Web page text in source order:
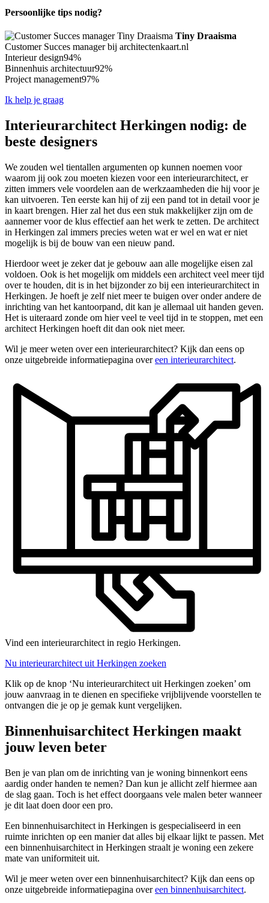
Persoonlijke tips nodig?
Tiny Draaisma
Customer Succes manager bij architectenkaart.nl
Interieur design94%
Binnenhuis architectuur92%
Project management97%
Ik help je graag
Interieurarchitect Herkingen nodig: de
beste designers
We zouden wel tientallen argumenten op kunnen noemen voor
waarom jij ook zou moeten kiezen voor een interieurarchitect, er
zitten immers vele voordelen aan de werkzaamheden die hij voor je
kan uitvoeren. Ten eerste kan hij of zij een pand tot in detail voor je
in kaart brengen. Hier zal het dus een stuk makkelijker zijn om de
aannemer voor de klus effectief aan het werk te zetten. De architect
in Herkingen zal immers precies weten wat er wel en wat er niet
mogelijk is bij de bouw van een nieuw pand.
Hierdoor weet je zeker dat je gebouw aan alle mogelijke eisen zal
voldoen. Ook is het mogelijk om middels een architect veel meer tijd
over te houden, dit is in het bijzonder zo bij een interieurarchitect in
Herkingen. Je hoeft je zelf niet meer te buigen over onder andere de
inrichting van het kantoorpand, dit kan je allemaal uit handen geven.
Het is uiteraard zonde om hier veel te veel tijd in te stoppen, met een
architect Herkingen hoeft dit dan ook niet meer.
Wil je meer weten over een interieurarchitect? Kijk dan eens op
onze uitgebreide informatiepagina overeen interieurarchitect.
Vind een interieurarchitect in regio Herkingen.
Nu interieurarchitect uit Herkingen zoeken
Klik op de knop ‘Nu interieurarchitect uit Herkingen zoeken’ om
jouw aanvraag in te dienen en specifieke vrijblijvende voorstellen te
ontvangen die je op je gemak kunt vergelijken.
Binnenhuisarchitect Herkingen maakt
jouw leven beter
Ben je van plan om de inrichting van je woning binnenkort eens
aardig onder handen te nemen? Dan kun je allicht zelf hiermee aan
de slag gaan. Toch is het effect doorgaans vele malen beter wanneer
je dit laat doen door een pro.
Een binnenhuisarchitect in Herkingen is gespecialiseerd in een
ruimte inrichten op een manier dat alles bij elkaar lijkt te passen. Met
een binnenhuisarchitect in Herkingen straalt je woning een zekere
mate van uniformiteit uit.
Wil je meer weten over een binnenhuisarchitect? Kijk dan eens op
onze uitgebreide informatiepagina overeen binnenhuisarchitect.